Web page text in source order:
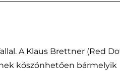
A Klaus Brettner (Red
köszönhetően bármelyik